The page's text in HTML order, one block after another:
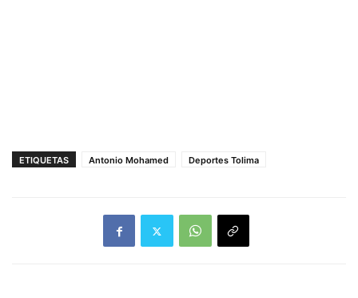
ETIQUETAS Antonio Mohamed Deportes Tolima